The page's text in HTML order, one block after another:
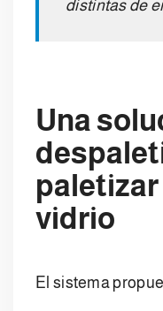
distintas de
Una
vidrio
El sistema